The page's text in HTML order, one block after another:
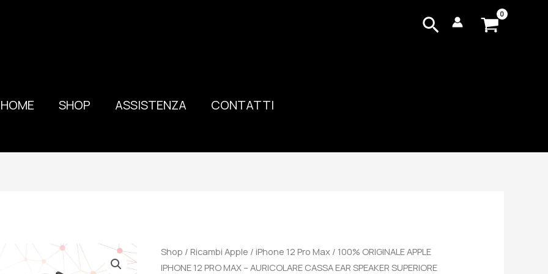
Cerca
HOME SHOP ASSISTENZA CONTATTI
Shop / Ricambi Apple / iPhone 12 Pro Max / 100% ORIGINALE APPLE
IPHONE 12 PRO MAX – AURICOLARE CASSA EAR SPEAKER SUPERIORE
100%
ORIGINALE